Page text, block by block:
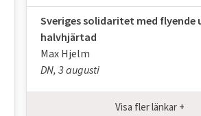
Sveriges solidaritet med flyende
halvhjärtad
Max Hjelm
DN, 3 augusti
Visa fler länkar +